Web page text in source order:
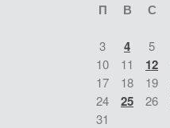
П В С
3 4 5
10
11 12
17
18 19
24
25 26
31